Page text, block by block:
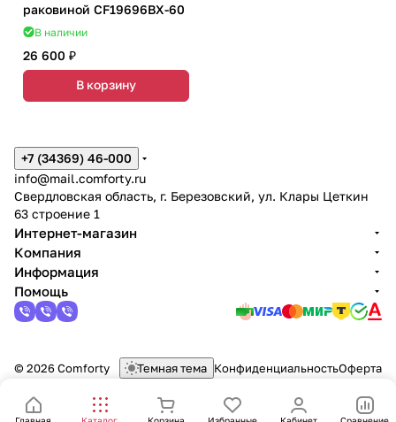
раковиной CF19696BX-60
В наличии
26 600 ₽
В корзину
+7 (34369) 46-000
info@mail.comforty.ru
Свердловская область, г. Березовский, ул. Клары Цеткин
63 строение 1
Интернет-магазин
Компания
Информация
Помощь
© 2026 Comforty Темная тема КонфиденциальностьОферта